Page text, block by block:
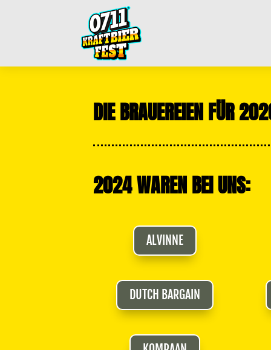
DIE BRAUEREIEN FÜR
2024 WAREN BEI UNS:
ALVINNE
DUTCH BARGAIN